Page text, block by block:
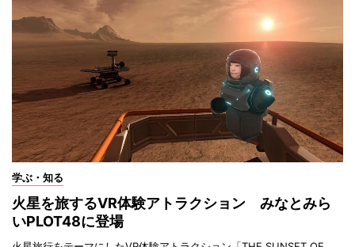
学ぶ・知る
火星を旅するVR体験アトラクション みなとみら
いPLOT48に登場